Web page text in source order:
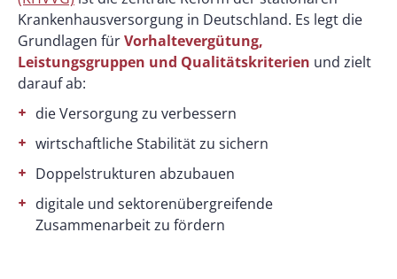
Krankenhausversorgung in Deutschland. Es legt die
Grundlagen fürVorhaltevergütung,
Leistungsgruppen und Qualitätskriterien und zielt
darauf ab:
die Versorgung zu verbessern
wirtschaftliche Stabilität zu sichern
Doppelstrukturen abzubauen
digitale und sektorenübergreifende
Zusammenarbeit zu fördern